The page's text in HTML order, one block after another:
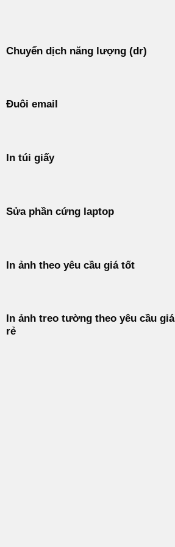
Chuyển dịch năng lượng (dr)
Đuôi email
In túi giấy
Sửa phần cứng laptop
In ảnh theo yêu cầu giá tốt
In ảnh treo tường theo yêu cầu giá
rẻ